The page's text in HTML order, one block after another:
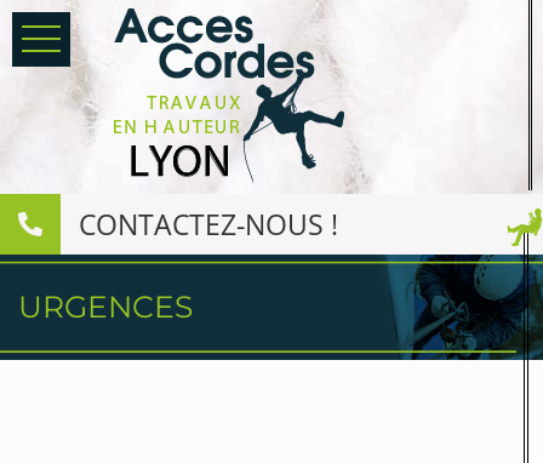
CONTACTEZ-NOUS !
URGENCES